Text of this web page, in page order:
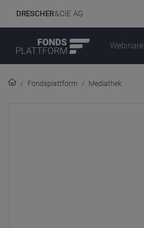
DRESCHER& CIE AG
Webinare
Fondsplattform Mediathek